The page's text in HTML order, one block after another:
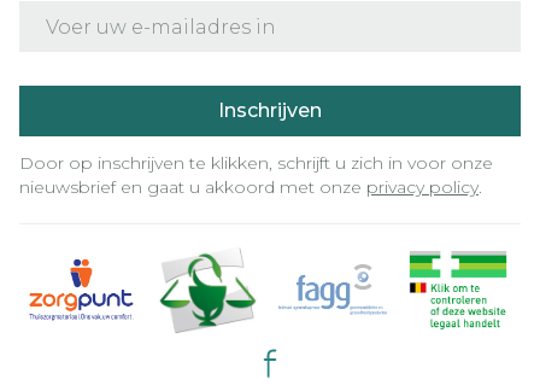
Inschrijven
Door op inschrijven te klikken, schrijft u zich in voor onze
nieuwsbrief en gaat u akkoord met onze privacy policy.